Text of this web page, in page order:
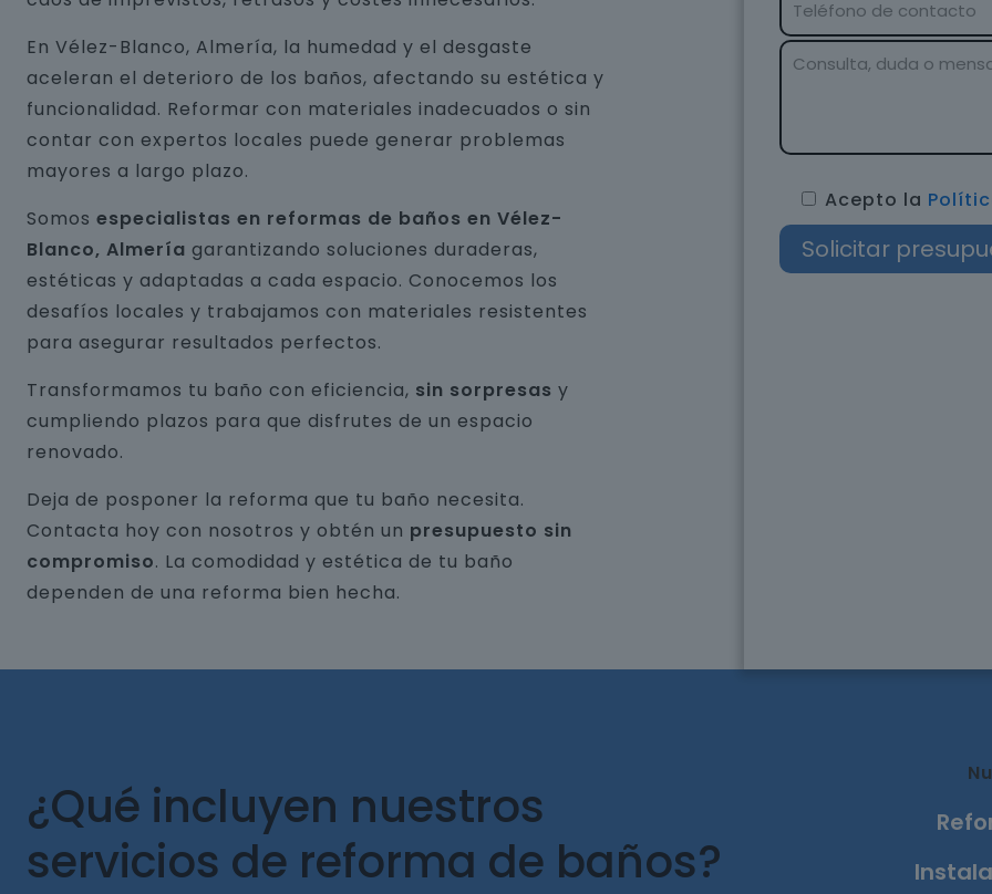
En Vélez-Blanco, Almería, la humedad y el desgaste
aceleran el deterioro de los baños, afectando su estética y
funcionalidad. Reformar con materiales inadecuados o sin
contar con expertos locales puede generar problemas
mayores a largo plazo.
Somos especialistas en reformas de baños en Vélez-
Blanco, Almería garantizando soluciones duraderas,
estéticas y adaptadas a cada espacio. Conocemos los
desafíos locales y trabajamos con materiales resistentes
para asegurar resultados perfectos.
Transformamos tu baño con eficiencia, sin sorpresas y
cumpliendo plazos para que disfrutes de un espacio
renovado.
Deja de posponer la reforma que tu baño necesita.
Contacta hoy con nosotros y obtén un presupuesto sin
compromiso. La comodidad y estética de tu baño
dependen de una reforma bien hecha.
Acepto la
¿Qué incluyen nuestros
servicios de reforma de baños?